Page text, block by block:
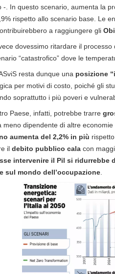
-. In questo scenario, aumenta la
rispetto allo scenario base. Le
a raggiungere gli
dovessimo ritardare il
“catastrofico” dove le
resta dunque una posizione
per motivi di costo, poiché gli
soprattutto i più poveri e
Paese, infatti, potrebbe trarre
meno dipendente di altre economie
aumenta del 2,2% in più
il debito pubblico cala con
intervenire il Pil si ridurrebbe
sul mondo dell’occupazione.